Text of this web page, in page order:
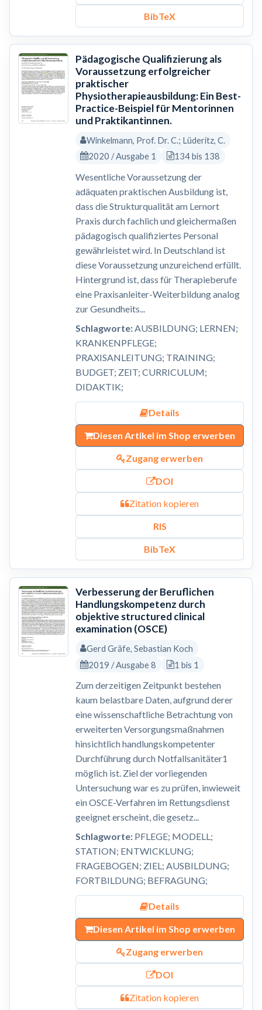
BibTeX
Pädagogische Qualifizierung als
Voraussetzung erfolgreicher
praktischer
Physiotherapieausbildung: Ein Best-
Practice-Beispiel für Mentorinnen
und Praktikantinnen.
Winkelmann, Prof. Dr. C.; Lüderitz, C.
2020 / Ausgabe 1
134 bis 138
Wesentliche Voraussetzung der
adäquaten praktischen Ausbildung ist,
dass die Strukturqualität am Lernort
Praxis durch fachlich und gleichermaßen
pädagogisch qualifiziertes Personal
gewährleistet wird. In Deutschland ist
diese Voraussetzung unzureichend erfüllt.
Hintergrund ist, dass für Therapieberufe
eine Praxisanleiter-Weiterbildung analog
zur Gesundheits...
Schlagworte:AUSBILDUNG; LERNEN;
KRANKENPFLEGE;
PRAXISANLEITUNG; TRAINING;
BUDGET; ZEIT; CURRICULUM;
DIDAKTIK;
Details
Diesen Artikel im Shop erwerben
Zugang erwerben
DOI
Zitation kopieren
RIS
BibTeX
Verbesserung der Beruflichen
Handlungskompetenz durch
objektive structured clinical
examination (OSCE)
Gerd Gräfe, Sebastian Koch
2019 / Ausgabe 8
1 bis 1
Zum derzeitigen Zeitpunkt bestehen
kaum belastbare Daten, aufgrund derer
eine wissenschaftliche Betrachtung von
erweiterten Versorgungsmaßnahmen
hinsichtlich handlungskompetenter
Durchführung durch Notfallsanitäter1
möglich ist. Ziel der vorliegenden
Untersuchung war es zu prüfen, inwieweit
ein OSCE-Verfahren im Rettungsdienst
geeignet erscheint, die gesetz...
Schlagworte:PFLEGE; MODELL;
STATION; ENTWICKLUNG;
FRAGEBOGEN; ZIEL; AUSBILDUNG;
FORTBILDUNG; BEFRAGUNG;
Details
Diesen Artikel im Shop erwerben
Zugang erwerben
DOI
Zitation kopieren